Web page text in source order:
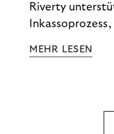
Riverty
Finanzbildung
MEHR LESEN